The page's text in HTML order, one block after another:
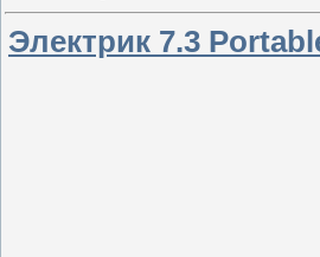
Электрик 7.3